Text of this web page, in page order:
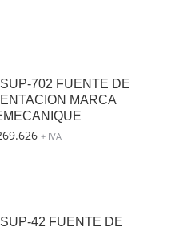
702 FUENTE DE
MARCA
+ IVA
42 FUENTE DE